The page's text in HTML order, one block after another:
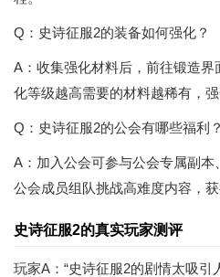
Q：史诗征服2的装备如何强化？
A：收集强化材料后，前往锻造
化等级越高需要的材料越稀有，
Q：史诗征服2的公会有哪些福利？
A：加入公会可参与公会专属副
公会成员组队挑战高难度内容，获
史诗征服2的真实玩家测评
玩家A：“史诗征服2的剧情太吸